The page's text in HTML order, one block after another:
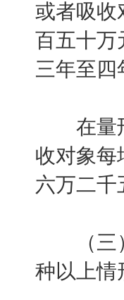
或者吸
百五十
三年至
在量刑
收对象
六万二
（三）
种以上